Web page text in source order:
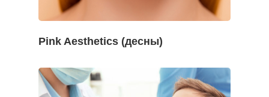
Pink Aesthetics (десны)